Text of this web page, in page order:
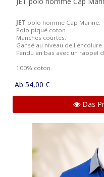
JET polo homme Cap Marine.
Polo piqué coton.
Manches courtes.
Gansé au niveau de
Fendu en bas avec un rappel
100% coton.
Ab 54,00 €
Das